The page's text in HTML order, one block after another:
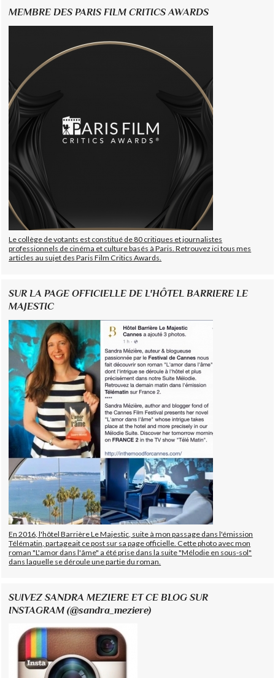
MEMBRE DES PARIS FILM CRITICS AWARDS
Le collège de votants est constitué de 80 critiques et journalistes
professionnels de cinéma et culture basés à Paris. Retrouvez ici tous mes
articles au sujet des Paris Film Critics Awards.
SUR LA PAGE OFFICIELLE DE L'HÔTEL BARRIERE LE
MAJESTIC
En 2016, l'hôtel Barrière Le Majestic, suite à mon passage dans l'émission
Télématin, partageait ce post sur sa page officielle. Cette photo avec mon
roman "L'amor dans l'âme" a été prise dans la suite "Mélodie en sous-sol"
dans laquelle se déroule une partie du roman.
SUIVEZ SANDRA MEZIERE ET CE BLOG SUR
INSTAGRAM (@sandra_meziere)